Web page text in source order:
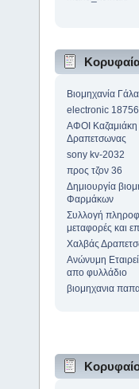
Βιομηχανία
electronic 18756
ΑΦΟΙ
Δραπετσωνας
sony kv-2032
προς τζον 36
Δημιουργία
Φαρμάκων
Συλλογή
μεταφορές και
Χαλβάς
Ανώνυμη
απο φυλλάδιο
βιομηχανια